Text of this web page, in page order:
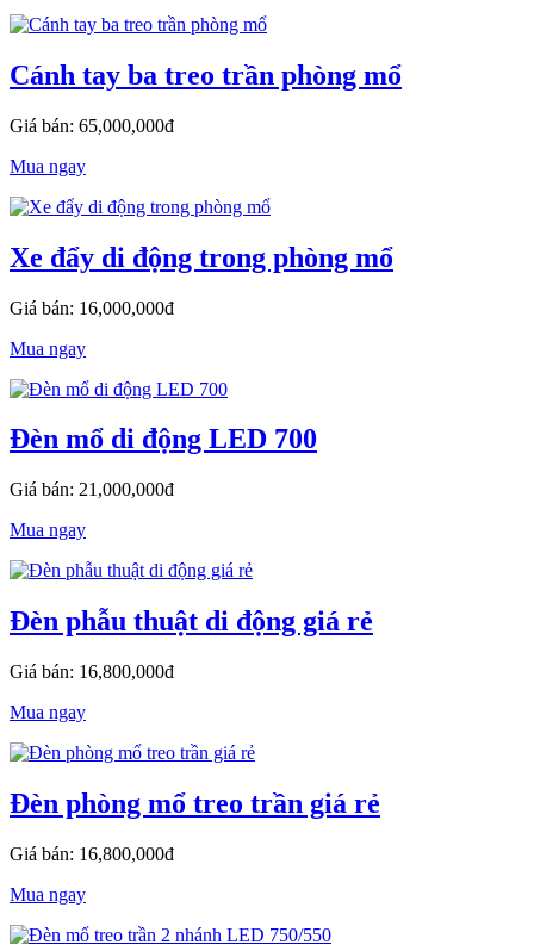
Cánh tay ba treo trần phòng mổ
Giá bán: 65,000,000đ
Mua ngay
Xe đẩy di động trong phòng mổ
Giá bán: 16,000,000đ
Mua ngay
Đèn mổ di động LED 700
Giá bán: 21,000,000đ
Mua ngay
Đèn phẫu thuật di động giá rẻ
Giá bán: 16,800,000đ
Mua ngay
Đèn phòng mổ treo trần giá rẻ
Giá bán: 16,800,000đ
Mua ngay